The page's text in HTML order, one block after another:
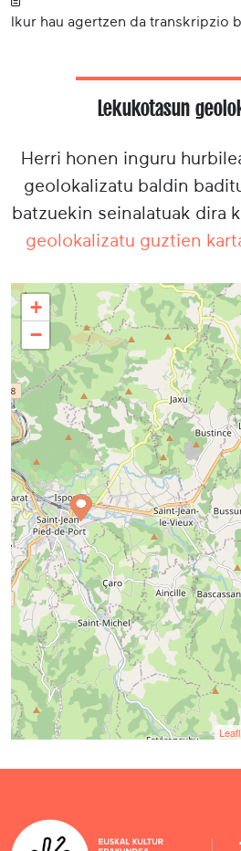
Ikur hau agertzen da transkripzio
Lekukotasun
Herri honen inguru
geolokalizatu baldin
batzuekin seinalatuak dira
geolokalizatu guztien
+
−